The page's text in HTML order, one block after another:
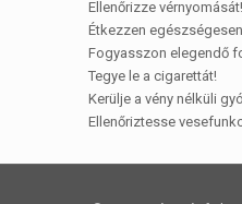
Ellenőrizze vérnyomását!
Étkezzen
Fogyasszon elegendő
Tegye le a cigarettát!
Kerülje a vény nélküli
Ellenőriztesse